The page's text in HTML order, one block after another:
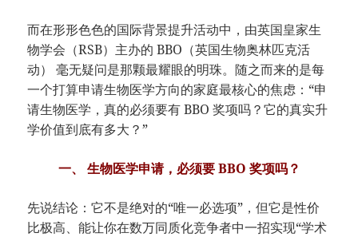
而在形形色色的国际背景提升活动中，由英国皇家生
物学会（RSB）主办的 BBO（英国生物奥林匹克活
动） 毫无疑问是那颗最耀眼的明珠。随之而来的是每
一个打算申请生物医学方向的家庭最核心的焦虑：“申
请生物医学，真的必须要有 BBO 奖项吗？它的真实升
学价值到底有多大？”
一、 生物医学申请，必须要 BBO 奖项吗？
先说结论：它不是绝对的“唯一必选项”，但它是性价
比极高、能让你在数万同质化竞争者中一招实现“学术